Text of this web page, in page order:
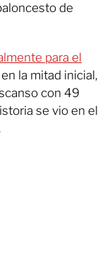
de
para el
la mitad inicial,
con 49
se vio en el